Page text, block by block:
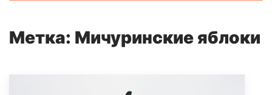
Метка: Мичуринские яблоки